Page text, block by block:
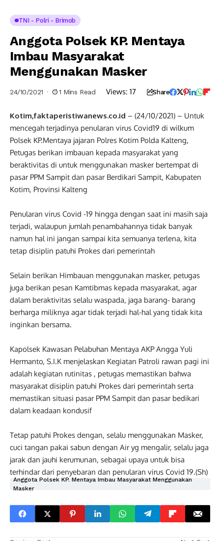
TNI - Polri - Brimob
Anggota Polsek KP. Mentaya
Imbau Masyarakat
Menggunakan Masker
24/10/2021 1 Mins Read Views: 17 Share
Kotim,faktaperistiwanews.co.id – (24/10/2021) – Untuk
mencegah terjadinya penularan virus Covid19 di wilkum
Polsek KP.Mentaya jajaran Polres Kotim Polda Kalteng,
Petugas berikan imbauan kepada masyarakat yang
beraktivitas di untuk menggunakan masker bertempat di
pasar PPM Sampit dan pasar Berdikari Sampit, Kabupaten
Kotim, Provinsi Kalteng
Penularan virus Covid -19 hingga dengan saat ini masih saja
terjadi, walaupun jumlah penambahannya tidak banyak
namun hal ini jangan sampai kita semuanya terlena, kita
tetap disiplin patuhi Prokes dari pemerintah
Selain berikan Himbauan menggunakan masker, petugas
juga berikan pesan Kamtibmas kepada masyarakat, agar
dalam beraktivitas selalu waspada, jaga barang- barang
berharga miliknya agar tidak terjadi hal-hal yang tidak kita
inginkan bersama.
Kapolsek Kawasan Pelabuhan Mentaya AKP Angga Yuli
Hermanto, S.I.K menjelaskan Kegiatan Patroli rawan pagi ini
adalah kegiatan rutinitas , petugas memastikan bahwa
masyarakat disiplin patuhi Prokes dari pemerintah serta
memastikan situasi pasar PPM Sampit dan pasar bedikari
dalam keadaan kondusif
Tetap patuhi Prokes dengan, selalu menggunakan Masker,
cuci tangan pakai sabun dengan Air yg mengalir, selalu jaga
jarak dan jauhi kerumunan, sebagai upaya untuk bisa
terhindar dari penyebaran dan penularan virus Covid 19.(Sh)
Anggota Polsek KP. Mentaya Imbau Masyarakat Menggunakan
Masker